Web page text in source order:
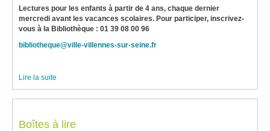
Lectures pour les enfants à partir de 4 ans, chaque dernier
mercredi avant les vacances scolaires. Pour participer, inscrivez-
vous à la Bibliothèque : 01 39 08 00 96
bibliotheque@ville-villennes-sur-seine.fr
Lire la suite
Boîtes à lire